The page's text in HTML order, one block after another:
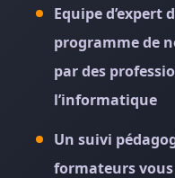
Equipe d’expert
programme de
par des
l’informatique
Un suivi
formateurs